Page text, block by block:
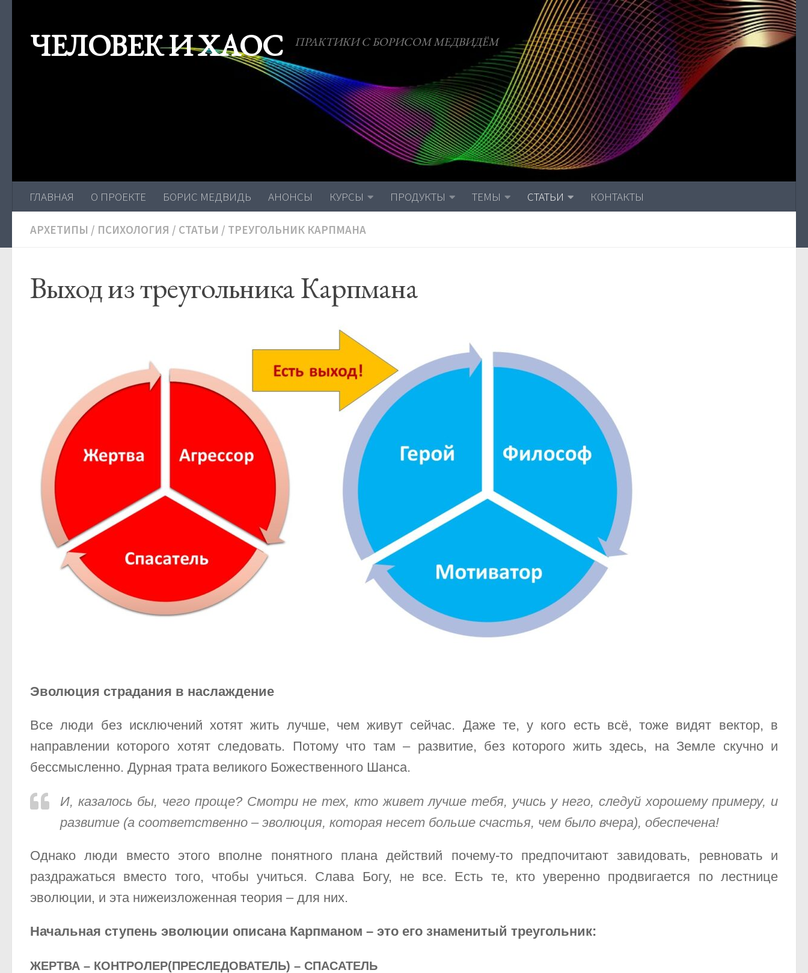
ЧЕЛОВЕК И ХАОС ПРАКТИКИ С БОРИСОМ МЕДВИДЁМ
ГЛАВНАЯ О ПРОЕКТЕ БОРИС МЕДВИДЬ АНОНСЫ КУРСЫ ПРОДУКТЫ ТЕМЫ СТАТЬИ КОНТАКТЫ
АРХЕТИПЫ / ПСИХОЛОГИЯ / СТАТЬИ / ТРЕУГОЛЬНИК КАРПМАНА
Выход из треугольника Карпмана
Эволюция страдания в наслаждение
Все люди без исключений хотят жить лучше, чем живут сейчас. Даже те, у кого есть всё, тоже видят вектор, в
направлении которого хотят следовать. Потому что там – развитие, без которого жить здесь, на Земле скучно и
бессмысленно. Дурная трата великого Божественного Шанса.
И, казалось бы, чего проще? Смотри не тех, кто живет лучше тебя, учись у него, следуй хорошему примеру, и
развитие (а соответственно – эволюция, которая несет больше счастья, чем было вчера), обеспечена!
Однако люди вместо этого вполне понятного плана действий почему-то предпочитают завидовать, ревновать и
раздражаться вместо того, чтобы учиться. Слава Богу, не все. Есть те, кто уверенно продвигается по лестнице
эволюции, и эта нижеизложенная теория – для них.
Начальная ступень эволюции описана Карпманом – это его знаменитый треугольник:
ЖЕРТВА – КОНТРОЛЕР(ПРЕСЛЕДОВАТЕЛЬ) – СПАСАТЕЛЬ